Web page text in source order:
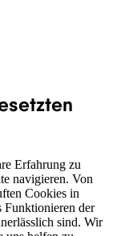
Erfahrung zu
navigieren. Von
Cookies in
Funktionieren der
sind. Wir